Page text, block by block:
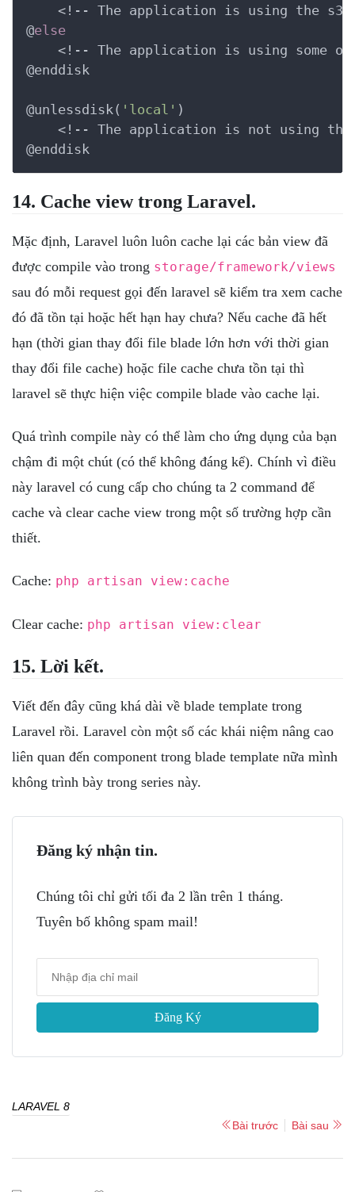
<!-- The application is using the s3
@else
<!-- The application is using some
@enddisk
@unlessdisk( 'local' )
<!-- The application is not using
@enddisk
14. Cache view trong Laravel.
Mặc định, Laravel luôn luôn cache lại các bản view đã
được compile vào trong storage/framework/views
sau đó mỗi request gọi đến laravel sẽ kiểm tra xem cache
đó đã tồn tại hoặc hết hạn hay chưa? Nếu cache đã hết
hạn (thời gian thay đổi file blade lớn hơn với thời gian
thay đổi file cache) hoặc file cache chưa tồn tại thì
laravel sẽ thực hiện việc compile blade vào cache lại.
Quá trình compile này có thể làm cho ứng dụng của bạn
chậm đi một chút (có thể không đáng kể). Chính vì điều
này laravel có cung cấp cho chúng ta 2 command để
cache và clear cache view trong một số trường hợp cần
thiết.
Cache: php artisan view:cache
Clear cache: php artisan view:clear
15. Lời kết.
Viết đến đây cũng khá dài về blade template trong
Laravel rồi. Laravel còn một số các khái niệm nâng cao
liên quan đến component trong blade template nữa mình
không trình bày trong series này.
Đăng ký nhận tin.
Chúng tôi chỉ gửi tối đa 2 lần trên 1 tháng.
Tuyên bố không spam mail!
Đăng Ký
LARAVEL 8
Bài trước
Bài sau